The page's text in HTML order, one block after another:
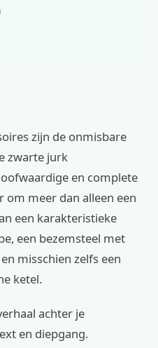
zijn de onmisbare
zwarte jurk
en complete
om meer dan alleen een
een karakteristieke
een bezemsteel met
misschien zelfs een
ketel.
achter je
en diepgang.